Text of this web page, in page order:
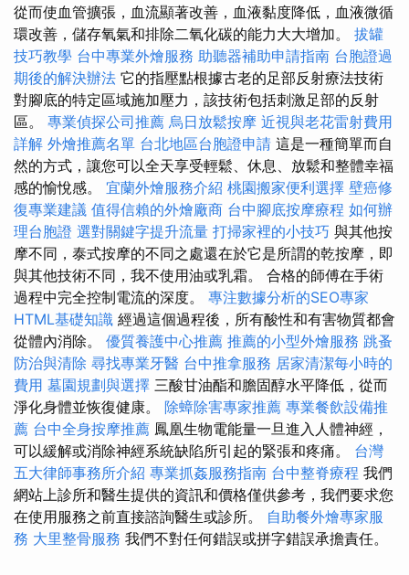
從而使血管擴張，血流顯著改善，血液黏度降低，血液微循
環改善，儲存氧氣和排除二氧化碳的能力大大增加。 拔罐
技巧教學 台中專業外燴服務 助聽器補助申請指南 台胞證過
期後的解決辦法 它的指壓點根據古老的足部反射療法技術
對腳底的特定區域施加壓力，該技術包括刺激足部的反射
區。 專業偵探公司推薦 烏日放鬆按摩 近視與老花雷射費用
詳解 外燴推薦名單 台北地區台胞證申請 這是一種簡單而自
然的方式，讓您可以全天享受輕鬆、休息、放鬆和整體幸福
感的愉悅感。 宜蘭外燴服務介紹 桃園搬家便利選擇 壁癌修
復專業建議 值得信賴的外燴廠商 台中腳底按摩療程 如何辦
理台胞證 選對關鍵字提升流量 打掃家裡的小技巧 與其他按
摩不同，泰式按摩的不同之處還在於它是所謂的乾按摩，即
與其他技術不同，我不使用油或乳霜。 合格的師傅在手術
過程中完全控制電流的深度。 專注數據分析的SEO專家
HTML基礎知識 經過這個過程後，所有酸性和有害物質都會
從體內消除。 優質養護中心推薦 推薦的小型外燴服務 跳蚤
防治與清除 尋找專業牙醫 台中推拿服務 居家清潔每小時的
費用 墓園規劃與選擇 三酸甘油酯和膽固醇水平降低，從而
淨化身體並恢復健康。 除蟑除害專家推薦 專業餐飲設備推
薦 台中全身按摩推薦 鳳凰生物電能量一旦進入人體神經，
可以緩解或消除神經系統缺陷所引起的緊張和疼痛。 台灣
五大律師事務所介紹 專業抓姦服務指南 台中整脊療程 我們
網站上診所和醫生提供的資訊和價格僅供參考，我們要求您
在使用服務之前直接諮詢醫生或診所。 自助餐外燴專家服
務 大里整骨服務 我們不對任何錯誤或拼字錯誤承擔責任。